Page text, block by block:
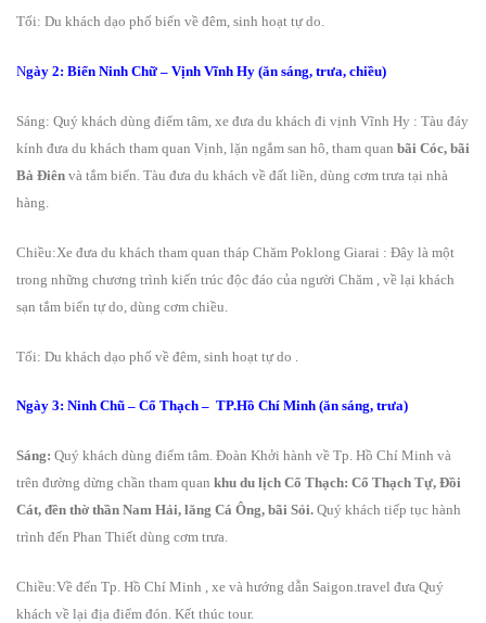
Tối: Du khách dạo phố biển về đêm, sinh hoạt tự do.
Ngày 2: Biển Ninh Chữ – Vịnh Vĩnh Hy (ăn sáng, trưa, chiều)
Sáng: Quý khách dùng điểm tâm, xe đưa du khách đi vịnh Vĩnh Hy : Tàu đáy
kính đưa du khách tham quan Vịnh, lặn ngắm san hô, tham quan bãi Cóc, bãi
Bà Điên và tắm biển. Tàu đưa du khách về đất liền, dùng cơm trưa tại nhà
hàng.
Chiều:Xe đưa du khách tham quan tháp Chăm Poklong Giarai : Đây là một
trong những chương trình kiến trúc độc đáo của người Chăm
, về lại khách
sạn tắm biển tự do, dùng cơm chiều.
Tối: Du khách dạo phố về đêm, sinh hoạt tự do .
Ngày 3: Ninh Chũ – Cổ Thạch – TP.Hồ Chí Minh (ăn sáng, trưa)
Sáng: Quý khách dùng điểm tâm. Đoàn Khởi hành về Tp. Hồ Chí Minh và
trên đường dừng chần tham quan khu du lịch Cổ Thạch: Cổ Thạch Tự, Đồi
Cát, đền thờ thần Nam Hải, lăng Cá Ông, bãi Sỏi. Quý khách tiếp tục hành
trình đến Phan Thiết dùng cơm trưa.
Chiều:Về đến Tp. Hồ Chí Minh
, xe và hướng dẫn Saigon.travel đưa Quý
khách về lại địa điểm đón. Kết thúc tour.